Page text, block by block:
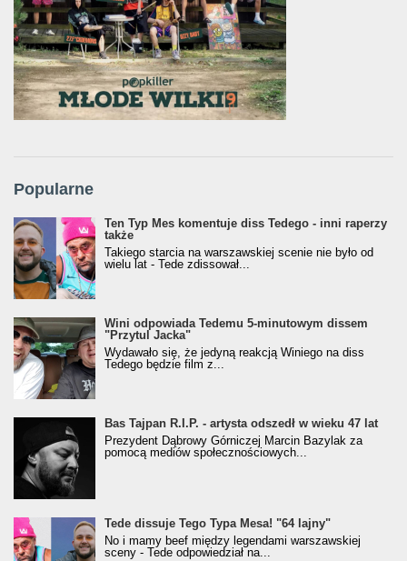
Popularne
Ten Typ Mes komentuje diss Tedego - inni raperzy
także
Takiego starcia na warszawskiej scenie nie było od
wielu lat - Tede zdissował...
Wini odpowiada Tedemu 5-minutowym dissem
"Przytul Jacka"
Wydawało się, że jedyną reakcją Winiego na diss
Tedego będzie film z...
Bas Tajpan R.I.P. - artysta odszedł w wieku 47 lat
Prezydent Dąbrowy Górniczej Marcin Bazylak za
pomocą mediów społecznościowych...
Tede dissuje Tego Typa Mesa! "64 lajny"
No i mamy beef między legendami warszawskiej
sceny - Tede odpowiedział na...